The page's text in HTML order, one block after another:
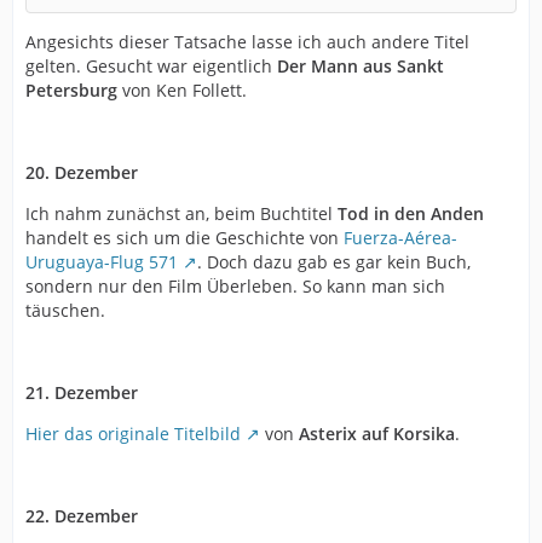
Angesichts dieser Tatsache lasse ich auch andere Titel
gelten. Gesucht war eigentlich Der Mann aus Sankt
Petersburg von Ken Follett.
20. Dezember
Ich nahm zunächst an, beim Buchtitel Tod in den Anden
handelt es sich um die Geschichte von Fuerza-Aérea-
Uruguaya-Flug 571
. Doch dazu gab es gar kein Buch,
sondern nur den Film Überleben. So kann man sich
täuschen.
21. Dezember
Hier das originale Titelbild
von Asterix auf Korsika.
22. Dezember